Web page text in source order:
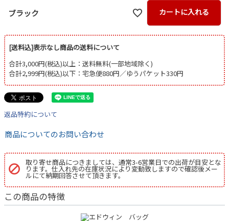
ブラック カートに入れる
[送料込]表示なし商品の送料について
合計3,000円(税込)以上：送料無料(一部地域除く)
合計2,999円(税込)以下：宅急便880円／ゆうパケット330円
返品特約について
商品についてのお問い合わせ
取り寄せ商品につきましては、通常3-6営業日での出荷が目安とな
ります。仕入れ先の在庫状況により変動致しますので確認後メー
ルにて納期回答させて頂きます。
この商品の特徴